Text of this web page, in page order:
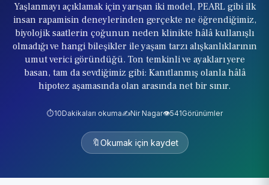
Yaşlanmayı açıklamak için yarışan iki model, PEARL gibi ilk
insan rapamisin deneylerinden gerçekte ne öğrendiğimiz,
biyolojik saatlerin çoğunun neden klinikte hâlâ kullanışlı
olmadığı ve hangi bileşikler ile yaşam tarzı alışkanlıklarının
umut verici göründüğü. Ton temkinli ve ayakları yere
basan, tam da sevdiğimiz gibi: Kanıtlanmış olanla hâlâ
hipotez aşamasında olan arasında net bir sınır.
⏱️10Dakikaları okuma✍️Nir Nagar👁️541Görünümler
🔖Okumak için kaydet